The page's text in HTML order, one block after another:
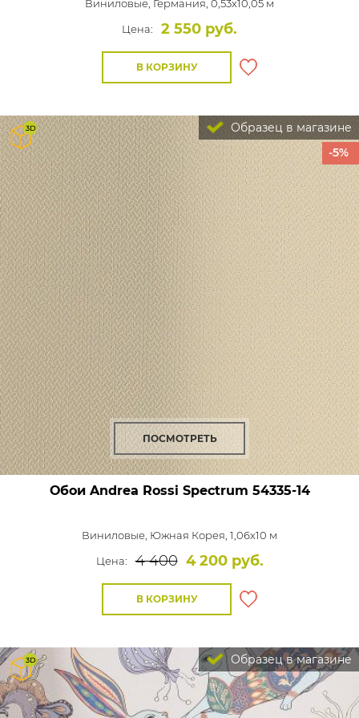
Виниловые, Германия, 0,53x10,05 м
Цена:
2 550 руб.
В КОРЗИНУ
Образец в магазине
-5%
ПОСМОТРЕТЬ
Обои Andrea Rossi Spectrum 54335-14
Виниловые, Южная Корея, 1,06x10 м
Цена:
4 400 4 200 руб.
В КОРЗИНУ
Образец в магазине